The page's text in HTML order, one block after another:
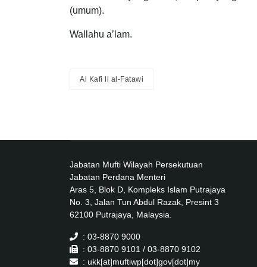
(umum).
Wallahu a’lam.
Al Kafi li al-Fatawi
Jabatan Mufti Wilayah Persekutuan
Jabatan Perdana Menteri
Aras 5, Blok D, Kompleks Islam Putrajaya
No. 3, Jalan Tun Abdul Razak, Presint 3
62100 Putrajaya, Malaysia.
: 03-8870 9000
: 03-8870 9101 / 03-8870 9102
: ukk[at]muftiwp[dot]gov[dot]my